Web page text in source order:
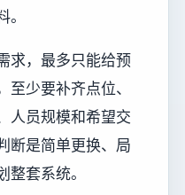
求，最多只能给预
少要补齐点位、
人员规模和希望交
断是简单更换、局
套系统。